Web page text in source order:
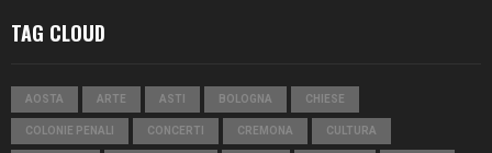
TAG CLOUD
AOSTA ARTE ASTI BOLOGNA CHIESE
COLONIE PENALI CONCERTI CREMONA CULTURA